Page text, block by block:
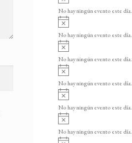
o
v
i
o
No hay ningún evento este día.
v
i
o
No hay ningún evento este día.
v
i
o
No hay ningún evento este día.
v
i
o
No hay ningún evento este día.
v
i
o
No hay ningún evento este día.
v
i
No hay ningún evento este día.